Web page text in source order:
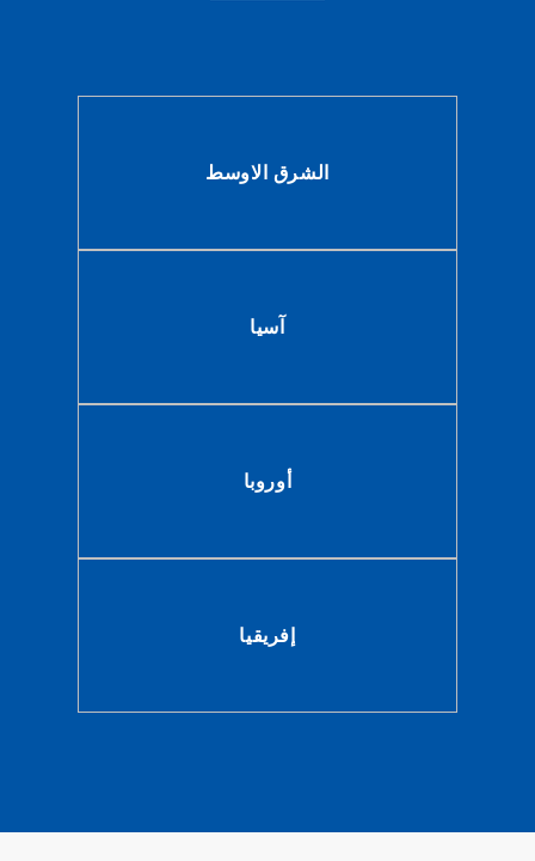
الشرق الاوسط
آسيا
أوروبا
إفريقيا